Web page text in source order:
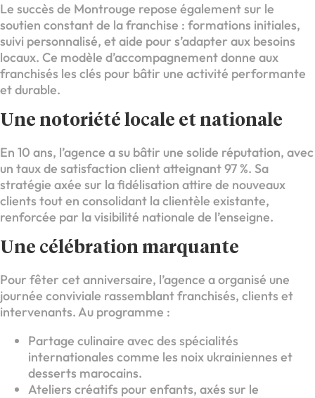
Le succès de Montrouge repose également sur le
soutien constant de la franchise : formations initiales,
suivi personnalisé, et aide pour s’adapter aux besoins
locaux. Ce modèle d’accompagnement donne aux
franchisés les clés pour bâtir une activité performante
et durable.
Une notoriété locale et nationale
En 10 ans, l’agence a su bâtir une solide réputation, avec
un taux de satisfaction client atteignant 97 %. Sa
stratégie axée sur la fidélisation attire de nouveaux
clients tout en consolidant la clientèle existante,
renforcée par la visibilité nationale de l’enseigne.
Une célébration marquante
Pour fêter cet anniversaire, l’agence a organisé une
journée conviviale rassemblant franchisés, clients et
intervenants. Au programme :
Partage culinaire avec des spécialités
internationales comme les noix ukrainiennes et
desserts marocains.
Ateliers créatifs pour enfants, axés sur le